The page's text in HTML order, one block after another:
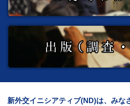
新外交イニシアティブ(ND)は、みな